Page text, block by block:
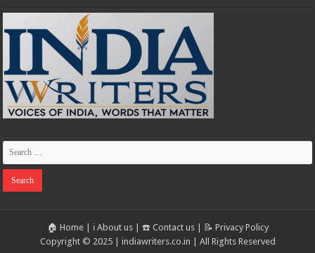
🏠 Home| ℹ️ About us| ☎️ Contact us| 📝 Privacy Policy
Copyright © 2025 | indiawriters.co.in | All Rights Reserved